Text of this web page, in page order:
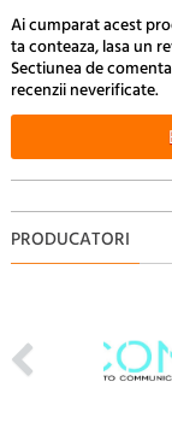
Ai cumparat acest
ta conteaza, lasa un
Sectiunea de
recenzii neverificate.
PRODUCATORI